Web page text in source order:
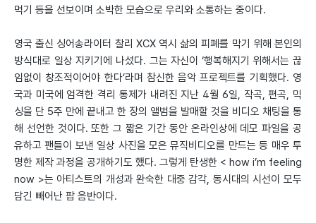
먹기 등을 선보이며 소박한 모습으로 우리와 소통하는 중이다.
영국 출신 싱어송라이터 찰리 XCX 역시 삶의 피폐를 막기 위해 본인의
방식대로 일상 지키기에 나섰다. 그는 자신이 ‘행복해지기 위해서는 끊
임없이 창조적이어야 한다’라며 참신한 음악 프로젝트를 기획했다. 영
국과 미국에 엄격한 격리 통제가 내려진 지난 4월 6일, 작곡, 편곡, 믹
싱을 단 5주 만에 끝내고 한 장의 앨범을 발매할 것을 비디오 채팅을 통
해 선언한 것이다. 또한 그 짧은 기간 동안 온라인상에 데모 파일을 공
유하고 팬들이 보낸 일상 사진을 모은 뮤직비디오를 만드는 등 매우 투
명한 제작 과정을 공개하기도 했다. 그렇게 탄생한 < how i’m feeling
now >는 아티스트의 개성과 완숙한 대중 감각, 동시대의 시선이 모두
담긴 빼어난 팝 음반이다.